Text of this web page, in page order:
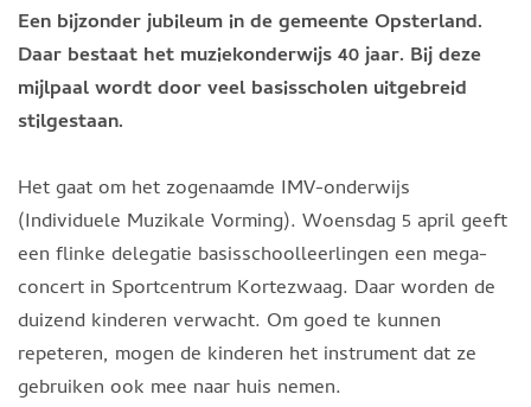
Een bijzonder jubileum in de gemeente Opsterland.
Daar bestaat het muziekonderwijs 40 jaar. Bij deze
mijlpaal wordt door veel basisscholen uitgebreid
stilgestaan.
Het gaat om het zogenaamde IMV-onderwijs
(Individuele Muzikale Vorming). Woensdag 5 april geeft
een flinke delegatie basisschoolleerlingen een mega-
concert in Sportcentrum Kortezwaag. Daar worden de
duizend kinderen verwacht. Om goed te kunnen
repeteren, mogen de kinderen het instrument dat ze
gebruiken ook mee naar huis nemen.